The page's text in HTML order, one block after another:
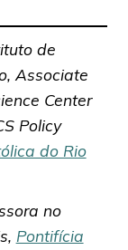
de
Associate
Center
Policy
do Rio
no
Pontifícia